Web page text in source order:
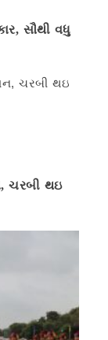
સૌથી વધુ
ચરબી થઇ